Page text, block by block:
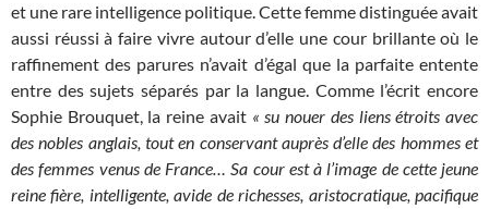
et une rare intelligence politique. Cette femme distinguée avait
aussi réussi à faire vivre autour d’elle une cour brillante où le
raffinement des parures n’avait d’égal que la parfaite entente
entre des sujets séparés par la langue. Comme l’écrit encore
Sophie Brouquet, la reine avait« su nouer des liens étroits avec
des nobles anglais, tout en conservant auprès d’elle des hommes et
des femmes venus de France… Sa cour est à l’image de cette jeune
reine fière, intelligente, avide de richesses, aristocratique, pacifique